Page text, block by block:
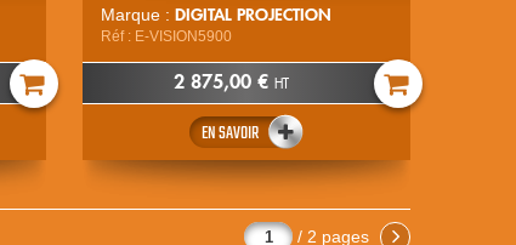
Marque : DIGITAL PROJECTION
Réf : E-VISION5900
2 875,00 € HT
EN SAVOIR
/ 2 pages